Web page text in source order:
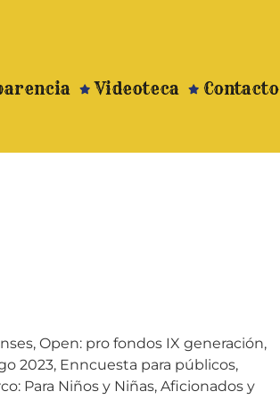
Videoteca Contacto
, Open: pro fondos IX generación,
2023, Enncuesta para públicos,
Para Niños y Niñas, Aficionados y